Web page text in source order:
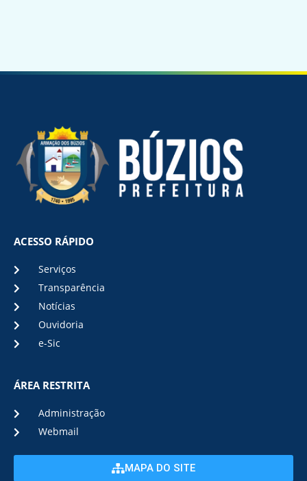
ACESSO RÁPIDO
Serviços
Transparência
Notícias
Ouvidoria
e-Sic
ÁREA RESTRITA
Administração
Webmail
MAPA DO SITE